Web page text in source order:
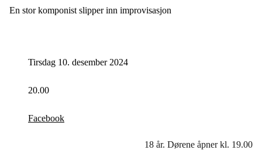
En stor komponist slipper inn improvisasjon
Tirsdag 10. desember 2024
20.00
Facebook
18 år. Dørene åpner kl. 19.00